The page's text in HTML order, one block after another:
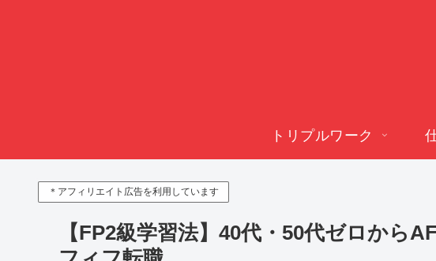
トリプルワーク
＊アフィリエイト広告を利用しています
【FP2級学習法】40代・50代ゼロから